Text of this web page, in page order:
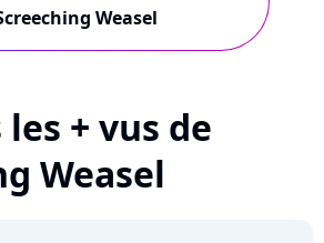
Weasel
+ vus de
Weasel